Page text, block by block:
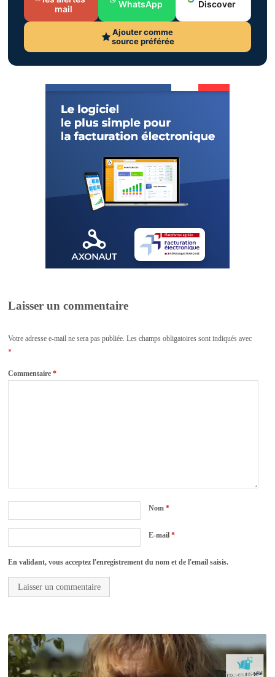
mail
WhatsApp
Discover
Ajouter comme
source préférée
Laisser un commentaire
Votre adresse e-mail ne sera pas publiée. Les champs obligatoires sont indiqués avec
*
Commentaire*
Nom*
E-mail*
En validant, vous acceptez l'enregistrement du nom et de l'email saisis.